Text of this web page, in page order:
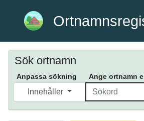
Sök ortnamn
Anpassa sökning Ange ortnamn
Innehåller